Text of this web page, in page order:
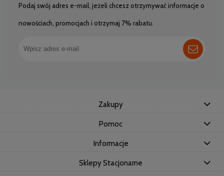
Podaj swój adres e-mail, jeżeli chcesz otrzymywać informacje o
nowościach, promocjach i otrzymaj 7% rabatu.
Zakupy
Pomoc
Informacje
Sklepy Stacjonarne